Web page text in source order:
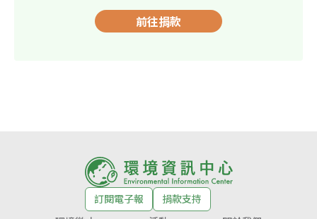
前往捐款
訂閱電子報
捐款支持